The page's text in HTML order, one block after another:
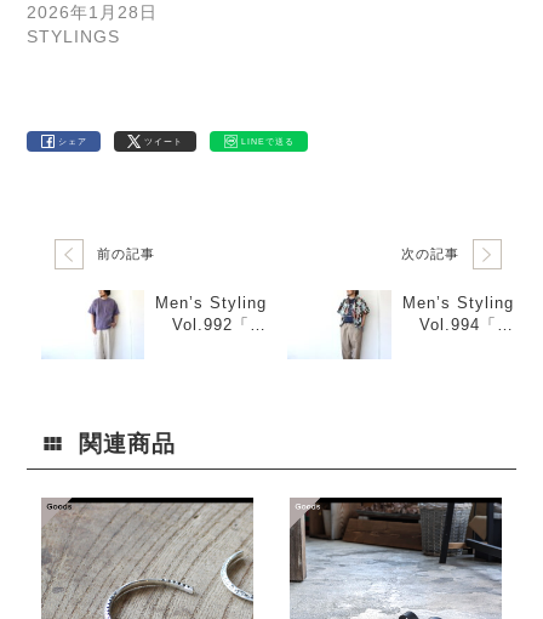
2026年1月28日
STYLINGS
シェア ツイート LINEで送る
前の記事
Men’s Styling
Vol.992「パ
次の記事
Men’s Styling
Vol.994「ア
関連商品